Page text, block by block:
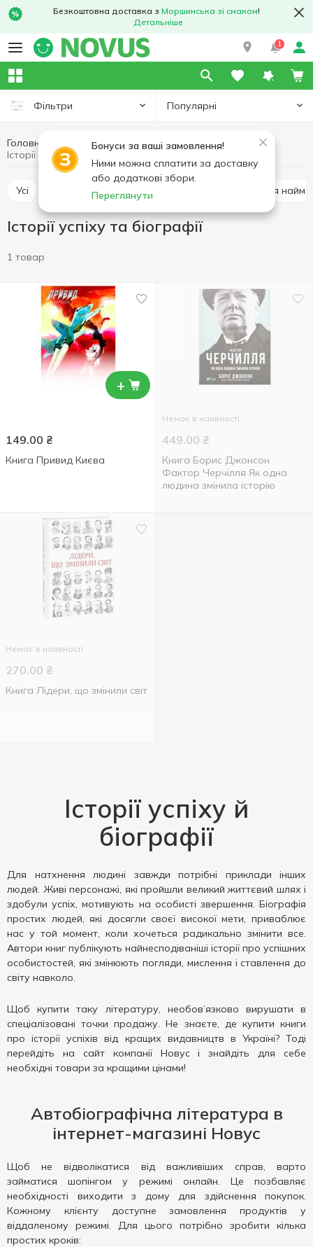
Безкоштовна доставка з Моршинська зі смаком!
Детальніше
1
Фільтри Популярні
Бонуси за ваші замовлення!
Ними можна сплатити за доставку
або додаткові збори.
Переглянути
Головна Хобі та відпочинок
Книги
Історії успіху та біографії
Усі Розмальовки, наліпки, творчість Книги для
Історії успіху та біографії
1 товар
+
149.00 ₴
Книга Привид Києва
Немає в наявності
449.00 ₴
Книга Борис Джонсон
Фактор Черчілля Як одна
людина змінила історію
Немає в наявності
270.00 ₴
Книга Лідери, що змінили світ
Історії успіху й
біографії
Для натхнення людині завжди потрібні приклади інших
людей. Живі персонажі, які пройшли великий життєвий шлях і
здобули успіх, мотивують на особисті звершення. Біографія
простих людей, які досягли своєї високої мети, приваблює
нас у той момент, коли хочеться радикально змінити все.
Автори книг публікують найнесподіваніші історії про успішних
особистостей, які змінюють погляди, мислення і ставлення до
світу навколо.
Щоб купити таку літературу, необов’язково вирушати в
спеціалізовані точки продажу. Не знаєте, де купити книги
про історії успіхів від кращих видавництв в Україні? Тоді
перейдіть на сайт компанії Новус і знайдіть для себе
необхідні товари за кращими цінами!
Автобіографічна література в
інтернет-магазині Новус
Щоб не відволікатися від важливіших справ, варто
займатися шопінгом у режимі онлайн. Це позбавляє
необхідності виходити з дому для здійснення покупок.
Кожному клієнту доступне замовлення продуктів у
віддаленому режимі. Для цього потрібно зробити кілька
простих кроків: